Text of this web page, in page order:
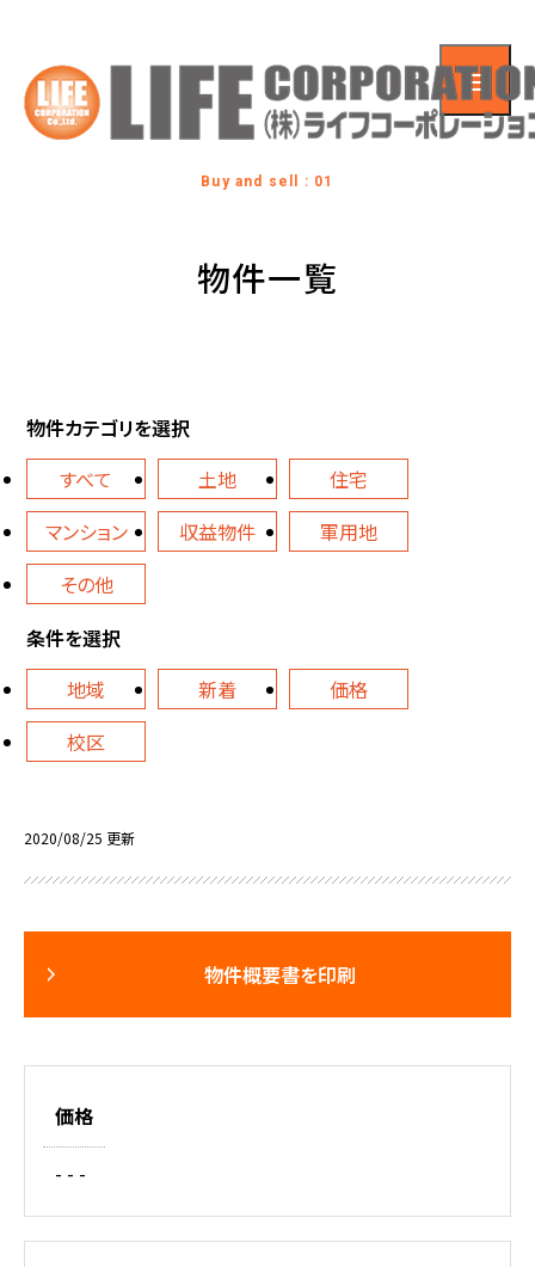
Buy and sell : 01
物件一覧
物件カテゴリを選択
すべて
土地
住宅
マンション
収益物件
軍用地
その他
条件を選択
地域
新着
価格
校区
2020/08/25 更新
物件概要書を印刷
価格
- - -